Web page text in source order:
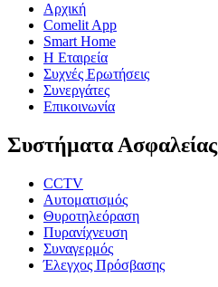
Αρχική
Comelit App
Smart Home
Η Εταιρεία
Συχνές Ερωτήσεις
Συνεργάτες
Επικοινωνία
Συστήματα Ασφαλείας
CCTV
Αυτοματισμός
Θυροτηλεόραση
Πυρανίχνευση
Συναγερμός
Έλεγχος Πρόσβασης